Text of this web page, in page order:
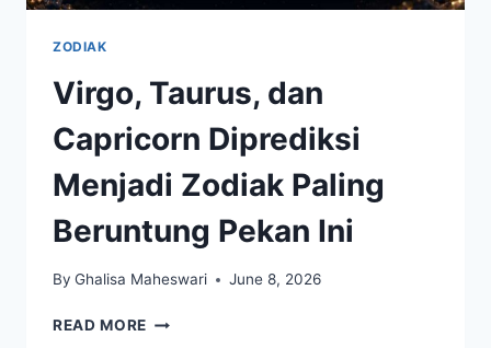
ZODIAK
Virgo, Taurus, dan
Capricorn Diprediksi
Menjadi Zodiak Paling
Beruntung Pekan Ini
By Ghalisa Maheswari June 8, 2026
READ MORE VIRGO,